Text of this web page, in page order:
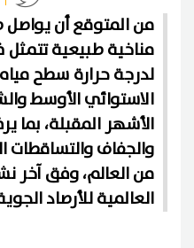
من المتوقع أن
مناخية طبيعية تتمثل
لدرجة حرارة سطح
الاستوائي الأوسط
الأشهر المقبلة، بما
والجفاف
من العالم، وفق آخر
العالمية للأرصاد